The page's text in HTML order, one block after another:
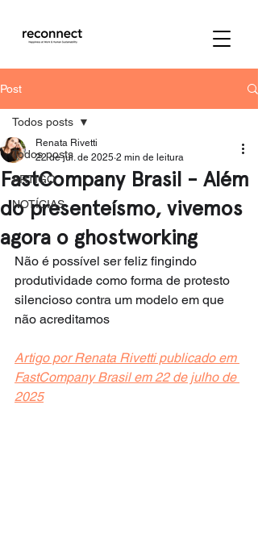
Post
Todos posts
ARTIGO
NOTÍCIAS
Todos posts
FastCompany Brasil - Além
do presenteísmo, vivemos
agora o ghostworking
Renata Rivetti
22 de jul. de 2025 2 min de leitura
Não é possível ser feliz fingindo
produtividade como forma de protesto
silencioso contra um modelo em que
não acreditamos
Artigo por Renata Rivetti publicado em
FastCompany Brasil em 22 de julho de
2025